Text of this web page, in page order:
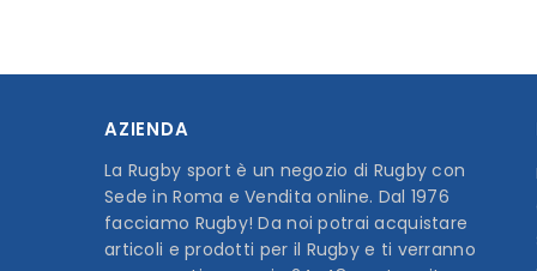
AZIENDA
La Rugby sport è un negozio di Rugby con
Sede in Roma e Vendita online. Dal 1976
facciamo Rugby! Da noi potrai acquistare
articoli e prodotti per il Rugby e ti verranno